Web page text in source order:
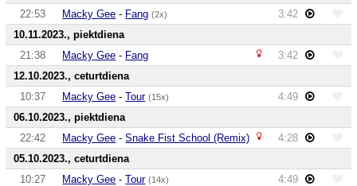
22:53
Macky Gee - Fang (2x)
3:42
10.11.2023., piektdiena
21:38
Macky Gee - Fang
3:42
12.10.2023., ceturtdiena
10:37
Macky Gee -Tour (15x)
4:49
06.10.2023., piektdiena
22:42
Macky Gee -Snake Fist School (Remix)
4:28
05.10.2023., ceturtdiena
10:27
Macky Gee -Tour (14x)
4:49